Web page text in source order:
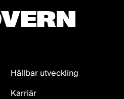
Hållbar utveckling
Karriär